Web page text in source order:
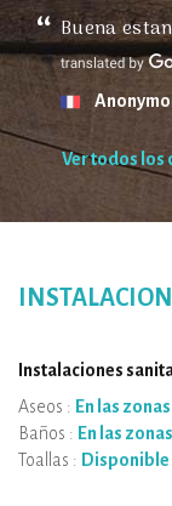
Buena
Ver todos los
Instalaciones
Aseos : En las
Baños : En las
Toallas :